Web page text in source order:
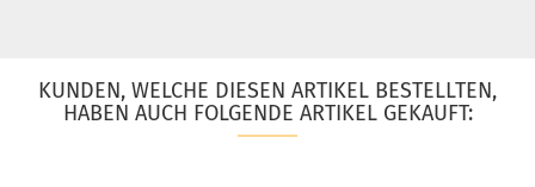
KUNDEN, WELCHE DIESEN ARTIKEL BESTELLTEN,
HABEN AUCH FOLGENDE ARTIKEL GEKAUFT: